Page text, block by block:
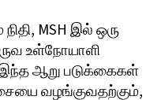
MSH இல் ஒரு
உள்நோயாளி
இந்த ஆறு படுக்கைகள்
வழங்குவதற்கும்,